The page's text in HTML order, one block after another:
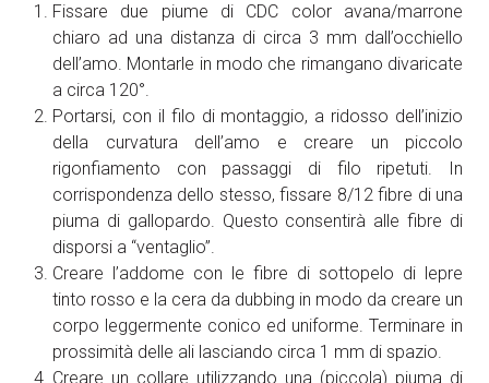
Fissare due piume di CDC color avana/marrone
chiaro ad una distanza di circa 3 mm dall’occhiello
dell’amo. Montarle in modo che rimangano divaricate
a circa 120°.
Portarsi, con il filo di montaggio, a ridosso dell’inizio
della curvatura dell’amo e creare un piccolo
rigonfiamento con passaggi di filo ripetuti. In
corrispondenza dello stesso, fissare 8/12 fibre di una
piuma di gallopardo. Questo consentirà alle fibre di
disporsi a “ventaglio”.
Creare l’addome con le fibre di sottopelo di lepre
tinto rosso e la cera da dubbing in modo da creare un
corpo leggermente conico ed uniforme. Terminare in
prossimità delle ali lasciando circa 1 mm di spazio.
Creare un collare utilizzando una (piccola) piuma di